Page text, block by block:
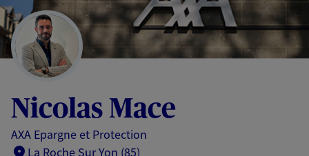
pied
de
page
Nicolas Mace
AXA Epargne et Protection
La Roche Sur Yon (85)